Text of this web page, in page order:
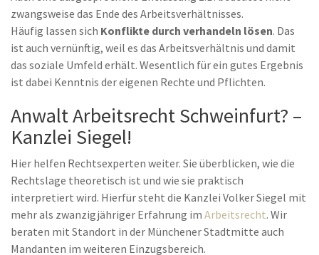
zwangsweise das Ende des Arbeitsverhältnisses.
Häufig lassen sich Konflikte durch verhandeln lösen. Das
ist auch vernünftig, weil es das Arbeitsverhältnis und damit
das soziale Umfeld erhält. Wesentlich für ein gutes Ergebnis
ist dabei Kenntnis der eigenen Rechte und Pflichten.
Anwalt Arbeitsrecht Schweinfurt? –
Kanzlei Siegel!
Hier helfen Rechtsexperten weiter. Sie überblicken, wie die
Rechtslage theoretisch ist und wie sie praktisch
interpretiert wird. Hierfür steht die Kanzlei Volker Siegel mit
mehr als zwanzigjähriger Erfahrung im Arbeitsrecht. Wir
beraten mit Standort in der Münchener Stadtmitte auch
Mandanten im weiteren Einzugsbereich.